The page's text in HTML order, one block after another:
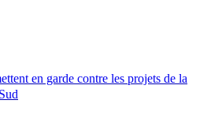
en garde contre les projets de la